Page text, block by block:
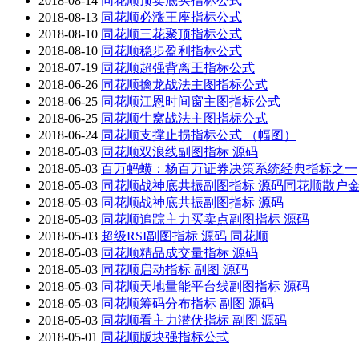
2018-08-13 同花顺必涨王座指标公式
2018-08-10 同花顺三花聚顶指标公式
2018-08-10 同花顺稳步盈利指标公式
2018-07-19 同花顺超强背离王指标公式
2018-06-26 同花顺擒龙战法主图指标公式
2018-06-25 同花顺江恩时间窗主图指标公式
2018-06-25 同花顺牛窝战法主图指标公式
2018-06-24 同花顺支撑止损指标公式 （幅图）
2018-05-03 同花顺双浪线副图指标 源码
2018-05-03 百万蚂蟥：杨百万证券决策系统经典指标之一
2018-05-03 同花顺战神底共振副图指标 源码同花顺散户
2018-05-03 同花顺战神底共振副图指标 源码
2018-05-03 同花顺追踪主力买卖点副图指标 源码
2018-05-03 超级RSI副图指标 源码 同花顺
2018-05-03 同花顺精品成交量指标 源码
2018-05-03 同花顺启动指标 副图 源码
2018-05-03 同花顺天地量能平台线副图指标 源码
2018-05-03 同花顺筹码分布指标 副图 源码
2018-05-03 同花顺看主力潜伏指标 副图 源码
2018-05-01 同花顺版块强指标公式